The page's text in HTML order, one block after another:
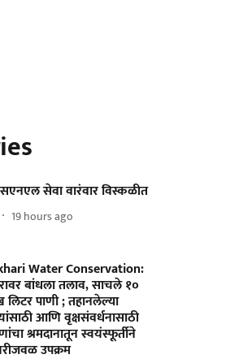
सेवा वारंवार विस्कळीत
19 hours ago
Water Conservation:
बांधला तलाव, साचले १०
लिटर पाणी ; तहानलेल्या
आणि वृक्षसंवर्धनासाठी
श्रमदानातून स्वयंस्फूर्तीने
उपक्रम